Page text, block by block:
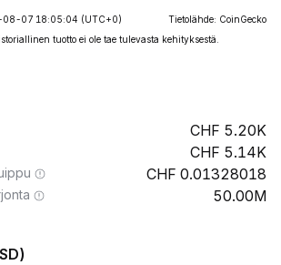
08-07 18:05:04 (UTC+0)
Tietolähde: CoinGecko
tuotto ei ole tae tulevasta kehityksestä.
5.20K
5.14K
0.01328018
50.00M